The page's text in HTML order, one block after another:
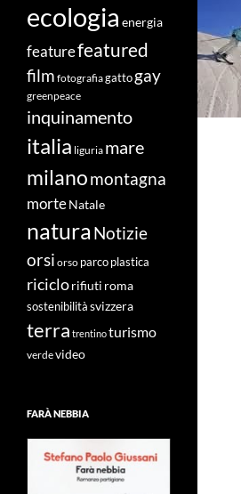
ecologia energia
featurefeatured
film fotografiagatto gay
greenpeace
inquinamento
italia liguria mare
milanomontagna
morteNatale
naturaNotizie
orsi orso parco plastica
riciclorifiuti roma
sostenibilità svizzera
terra trentinoturismo
verdevideo
FARÀ NEBBIA